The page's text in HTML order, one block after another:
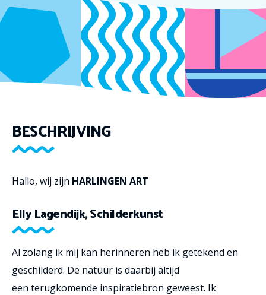
BESCHRIJVING
Hallo, wij zijn HARLINGEN ART
Elly Lagendijk, Schilderkunst
Al zolang ik mij kan herinneren heb ik getekend en
geschilderd. De natuur is daarbij altijd
een terugkomende inspiratiebron geweest. Ik